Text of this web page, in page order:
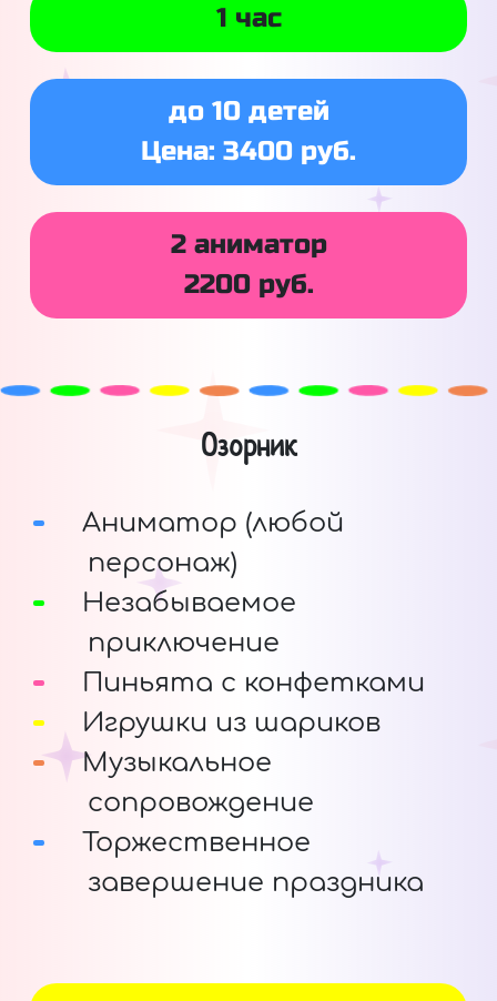
1 час
до 10 детей
Цена: 3400 руб.
2 аниматор
2200 руб.
Озорник
Аниматор (любой
персонаж)
Незабываемое
приключение
Пиньята с конфетками
Игрушки из шариков
Музыкальное
сопровождение
Торжественное
завершение праздника